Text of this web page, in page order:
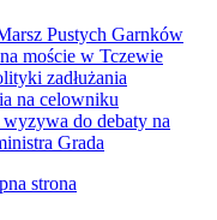
Pustych Garnków
moście w Tczewie
zadłużania
na celowniku
wyzywa do debaty na
Grada
strona